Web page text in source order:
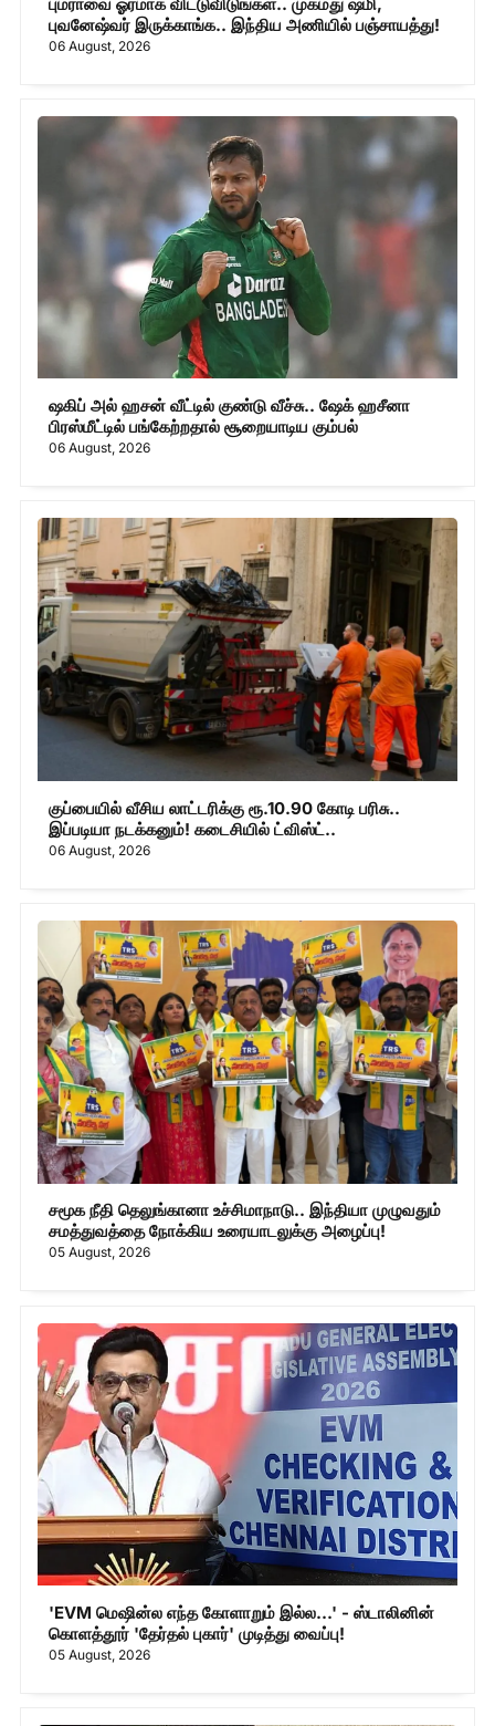
புவனேஷ்வர் இருக்காங்க.. இந்திய அணியில் பஞ்சாயத்து!
06 August, 2026
ஷகிப் அல் ஹசன் வீட்டில் குண்டு வீச்சு.. ஷேக் ஹசீனா
பிரஸ்மீட்டில் பங்கேற்றதால் சூறையாடிய கும்பல்
06 August, 2026
குப்பையில் வீசிய லாட்டரிக்கு ரூ.10.90 கோடி பரிசு..
இப்படியா நடக்கனும்! கடைசியில் ட்விஸ்ட்..
06 August, 2026
சமூக நீதி தெலுங்கானா உச்சிமாநாடு.. இந்தியா முழுவதும்
சமத்துவத்தை நோக்கிய உரையாடலுக்கு அழைப்பு!
05 August, 2026
'EVM மெஷின்ல எந்த கோளாறும் இல்ல...' - ஸ்டாலினின்
கொளத்தூர் 'தேர்தல் புகார்' முடித்து வைப்பு!
05 August, 2026